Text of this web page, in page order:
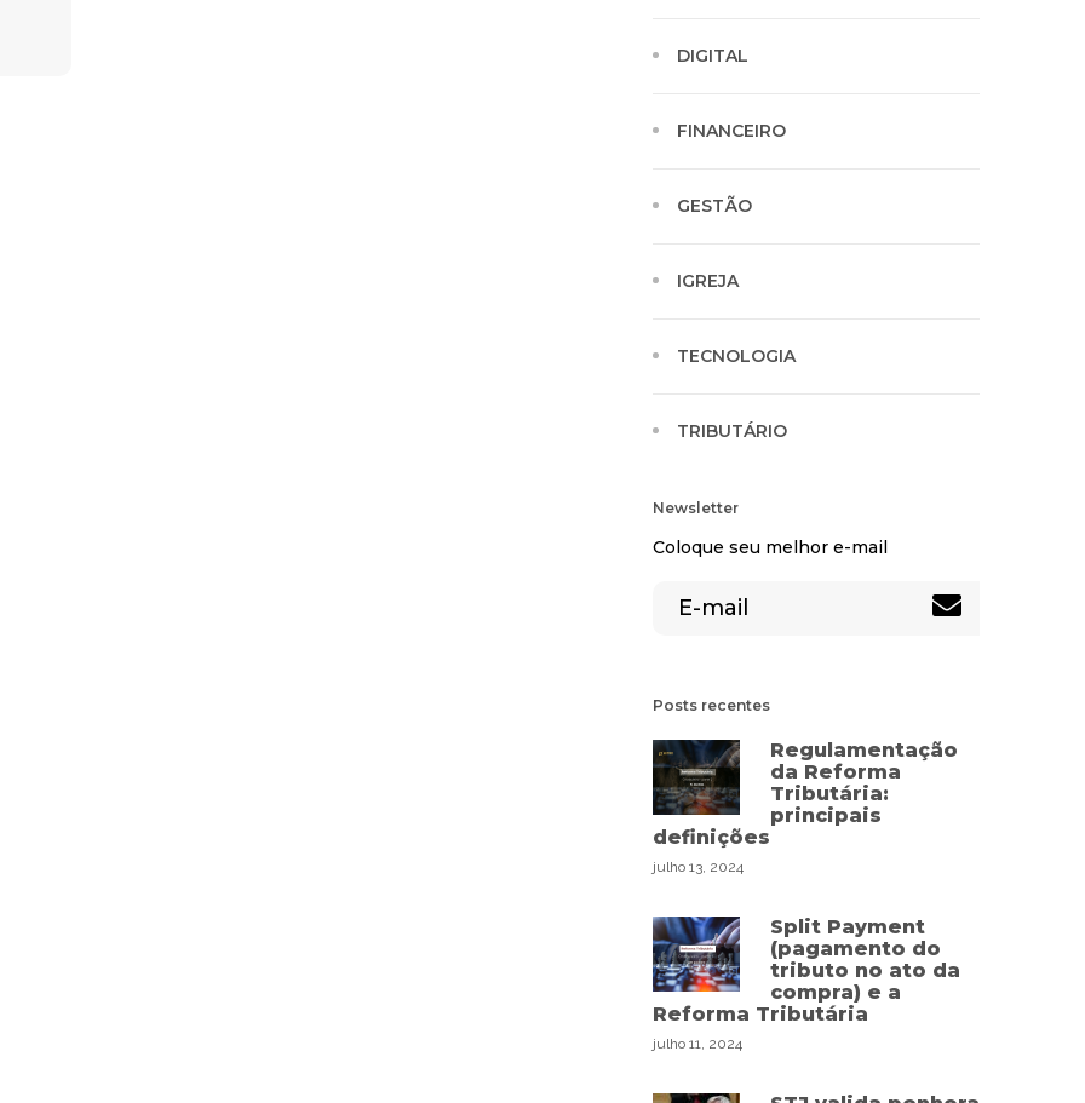
DIGITAL
FINANCEIRO
GESTÃO
IGREJA
TECNOLOGIA
TRIBUTÁRIO
Newsletter
Coloque seu melhor e-mail
Posts recentes
Regulamentação
da Reforma
Tributária:
principais
definições
julho 13, 2024
Split Payment
(pagamento do
tributo no ato da
compra) e a
Reforma Tributária
julho 11, 2024